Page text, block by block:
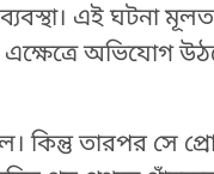
এই ঘটনা
অভিযোগ
তারপর সে